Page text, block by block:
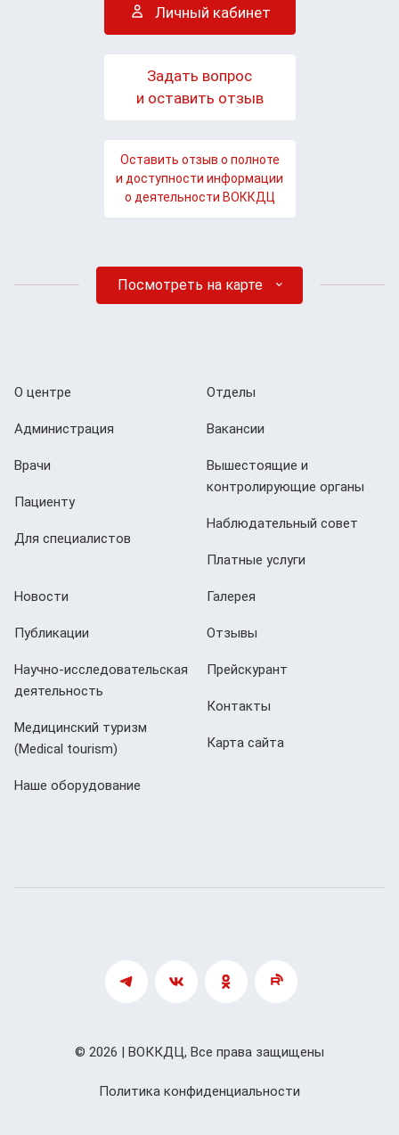
Личный кабинет
Задать вопрос
и оставить отзыв
Оставить отзыв о полноте
и доступности информации
о деятельности ВОККДЦ
Посмотреть на карте
О центре
Администрация
Врачи
Пациенту
Для специалистов
Отделы
Вакансии
Вышестоящие и
контролирующие органы
Наблюдательный совет
Платные услуги
Новости
Публикации
Научно-исследовательская
деятельность
Медицинский туризм
(Мedical tourism)
Наше оборудование
Галерея
Отзывы
Прейскурант
Контакты
Карта сайта
Политика конфиденциальности
© 2026 | ВОККДЦ, Все права защищены